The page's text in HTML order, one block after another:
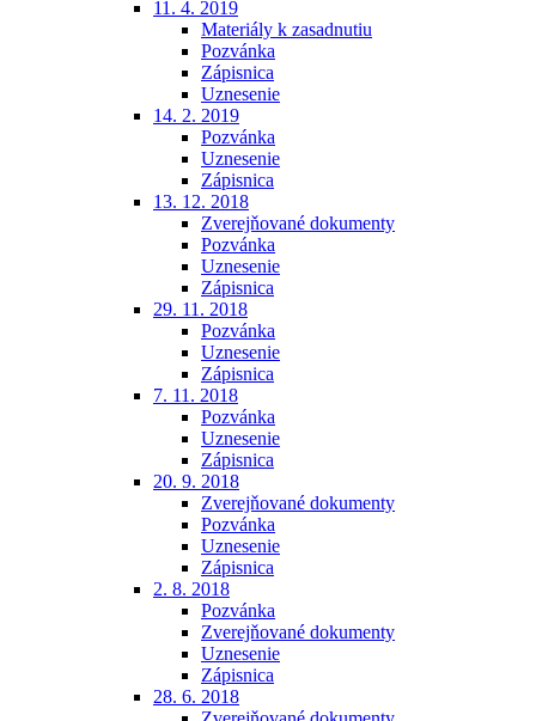
11. 4. 2019
Materiály k zasadnutiu
Pozvánka
Zápisnica
Uznesenie
14. 2. 2019
Pozvánka
Uznesenie
Zápisnica
13. 12. 2018
Zverejňované dokumenty
Pozvánka
Uznesenie
Zápisnica
29. 11. 2018
Pozvánka
Uznesenie
Zápisnica
7. 11. 2018
Pozvánka
Uznesenie
Zápisnica
20. 9. 2018
Zverejňované dokumenty
Pozvánka
Uznesenie
Zápisnica
2. 8. 2018
Pozvánka
Zverejňované dokumenty
Uznesenie
Zápisnica
28. 6. 2018